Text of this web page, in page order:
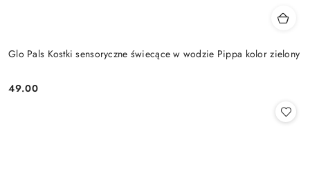
Glo Pals Kostki sensoryczne świecące w wodzie Pippa kolor zielony
Cena:
49.00